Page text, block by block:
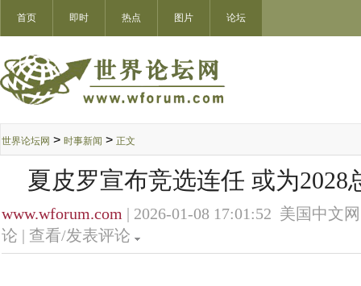
首页 即时 热点 图片 论坛
世界论坛网 > 时事新闻 > 正文
夏皮罗宣布竞选连任 或为2028
www.wforum.com | 2026-01-08 17:01:52 美国中文
论 | 查看/发表评论